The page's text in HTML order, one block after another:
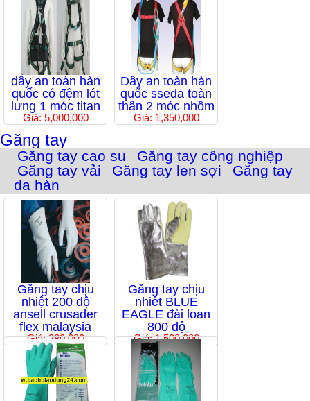
dây an toàn hàn
quốc có đệm lót
lưng 1 móc titan
Giá: 5,000,000
Dây an toàn hàn
quốc sseda toàn
thân 2 móc nhôm
Giá: 1,350,000
Găng tay
Găng tay cao su
Găng tay công nghiệp
Găng tay vải
Găng tay len sợi
Găng tay
da hàn
Găng tay chịu
nhiệt 200 độ
ansell crusader
flex malaysia
Giá: 280,000
Găng tay chịu
nhiêt BLUE
EAGLE đài loan
800 độ
Giá: 1,500,000